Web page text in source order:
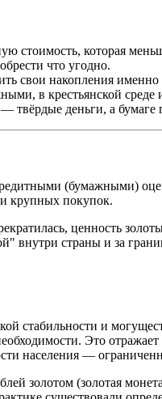
стоимость, которая
что угодно.
свои накопления
в крестьянской
твёрдые деньги, а бумаге
(бумажными)
крупных покупок.
ценность
внутри страны и за
стабильности и
Это
населения —
золотом (золотая